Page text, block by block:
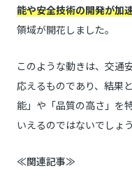
能や安全技術の開発が加
領域が開花しました。
このような動きは、交通
応えるものであり、結果
能」や「品質の高さ」を
いえるのではないでしょう
≪関連記事≫